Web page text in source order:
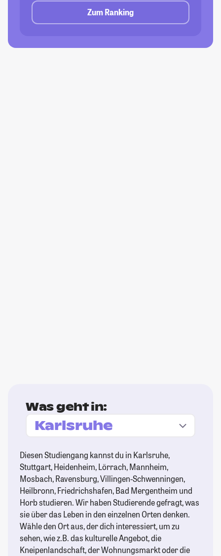
Zum Ranking
Was geht in:
Diesen Studiengang kannst du in Karlsruhe,
Stuttgart, Heidenheim, Lörrach, Mannheim,
Mosbach, Ravensburg, Villingen-Schwenningen,
Heilbronn, Friedrichshafen, Bad Mergentheim und
Horb studieren. Wir haben Studierende gefragt, was
sie über das Leben in den einzelnen Orten denken.
Wähle den Ort aus, der dich interessiert, um zu
sehen, wie z.B. das kulturelle Angebot, die
Kneipenlandschaft, der Wohnungsmarkt oder die